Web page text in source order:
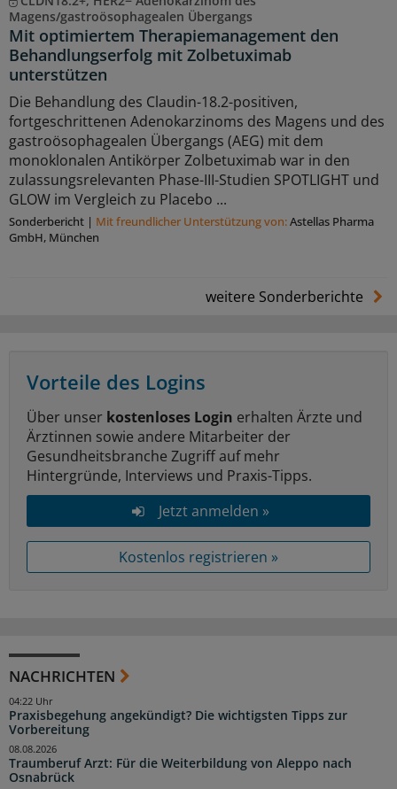
Magens/gastroösophagealen Übergangs
Mit optimiertem Therapiemanagement den
Behandlungserfolg mit Zolbetuximab
unterstützen
Die Behandlung des Claudin-18.2-positiven,
fortgeschrittenen Adenokarzinoms des Magens und des
gastroösophagealen Übergangs (AEG) mit dem
monoklonalen Antikörper Zolbetuximab war in den
zulassungsrelevanten Phase-III-Studien SPOTLIGHT und
GLOW im Vergleich zu Placebo ...
Sonderbericht | Mit freundlicher Unterstützung von:Astellas Pharma
GmbH, München
weitere Sonderberichte
Vorteile des Logins
Über unser kostenloses Login erhalten Ärzte und
Ärztinnen sowie andere Mitarbeiter der
Gesundheitsbranche Zugriff auf mehr
Hintergründe, Interviews und Praxis-Tipps.
Jetzt anmelden »
Kostenlos registrieren »
NACHRICHTEN
Praxisbegehung angekündigt? Die wichtigsten Tipps zur
Vorbereitung
04:22 Uhr
Traumberuf Arzt: Für die Weiterbildung von Aleppo nach
Osnabrück
08.08.2026